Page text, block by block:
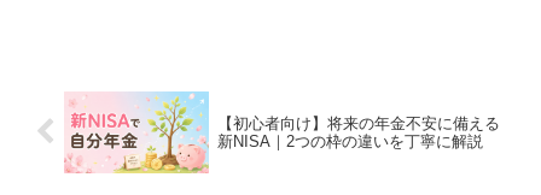
【初心者向け】将来の年金不安に備える
新NISA｜2つの枠の違いを丁寧に解説